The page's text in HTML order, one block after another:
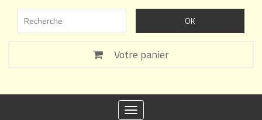
Votre panier
Toggle